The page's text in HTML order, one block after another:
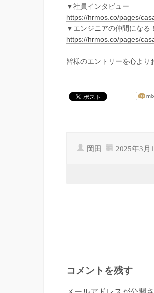
▼社員インタビュー
https://hrmos.co/pages/
▼エンジニアの仲間になる
https://hrmos.co/pages/
皆様のエントリーを心より
岡田 2025年3月
コメントを残す
メールアドレスが公開